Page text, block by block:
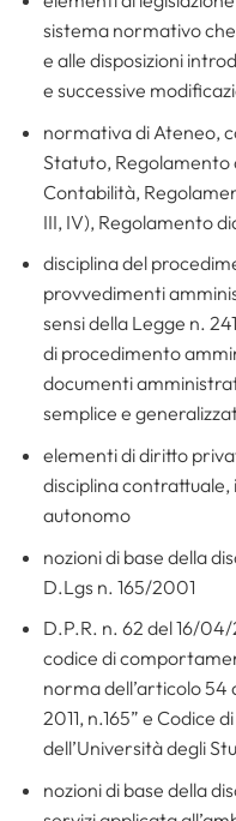
sistema normativo
e alle disposizioni
e successive
normativa di Ateneo,
Statuto, Regolamento
Contabilità,
III, IV), Regolamento
disciplina del
provvedimenti
sensi della Legge n.
di procedimento
documenti
semplice e
elementi di diritto
disciplina contrattuale,
autonomo
nozioni di base della
D.Lgs n. 165/2001
D.P.R. n. 62 del 16/
codice di
norma dell’articolo
2011, n.165” e
dell’Università degli
nozioni di base della